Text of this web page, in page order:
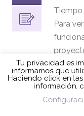
Tiempo
Para
IDE y
vamos
Tu privacidad es
informamos que
Haciendo click en
información,